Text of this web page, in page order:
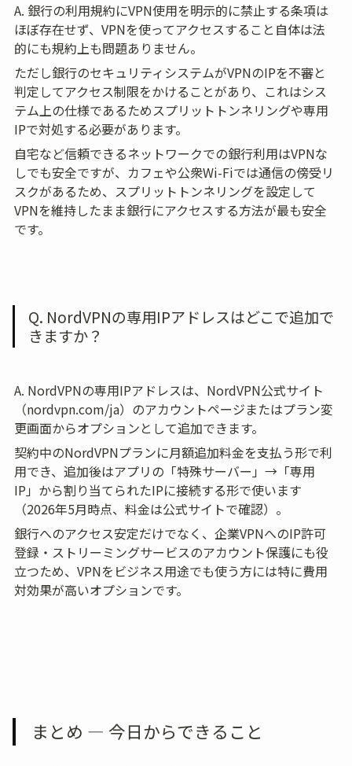
A. 銀行の利用規約にVPN使用を明示的に禁止する条項は
ほぼ存在せず、VPNを使ってアクセスすること自体は法
的にも規約上も問題ありません。
ただし銀行のセキュリティシステムがVPNのIPを不審と
判定してアクセス制限をかけることがあり、これはシス
テム上の仕様であるためスプリットトンネリングや専用
IPで対処する必要があります。
自宅など信頼できるネットワークでの銀行利用はVPNな
しでも安全ですが、カフェや公衆Wi-Fiでは通信の傍受リ
スクがあるため、スプリットトンネリングを設定して
VPNを維持したまま銀行にアクセスする方法が最も安全
です。
Q. NordVPNの専用IPアドレスはどこで追加で
きますか？
A. NordVPNの専用IPアドレスは、NordVPN公式サイト
（nordvpn.com/ja）のアカウントページまたはプラン変
更画面からオプションとして追加できます。
契約中のNordVPNプランに月額追加料金を支払う形で利
用でき、追加後はアプリの「特殊サーバー」→「専用
IP」から割り当てられたIPに接続する形で使います
（2026年5月時点、料金は公式サイトで確認）。
銀行へのアクセス安定だけでなく、企業VPNへのIP許可
登録・ストリーミングサービスのアカウント保護にも役
立つため、VPNをビジネス用途でも使う方には特に費用
対効果が高いオプションです。
まとめ — 今日からできること